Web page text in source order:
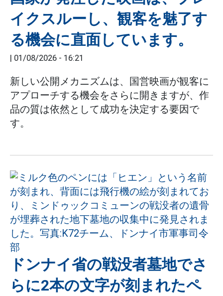
イクスルーし、観客を魅了す
る機会に直面しています。
| 01/08/2026 - 16:21
新しい公開メカニズムは、国営映画が観客に
アプローチする機会をさらに開きますが、作
品の質は依然として成功を決定する要因で
す。
ドンナイ省の戦没者墓地でさ
らに2本の文字が刻まれたペ